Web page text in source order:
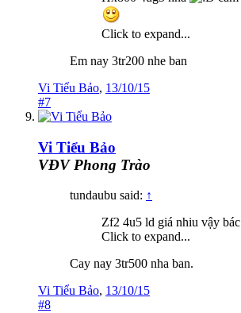
Click to expand...
Em nay 3tr200 nhe ban
Vi Tiểu Bảo, 13/10/15
#7
Vi Tiểu Bảo
VĐV Phong Trào
tundaubu said: ↑
Zf2 4u5 ld giá nhiu vậy bác
Click to expand...
Cay nay 3tr500 nha ban.
Vi Tiểu Bảo, 13/10/15
#8